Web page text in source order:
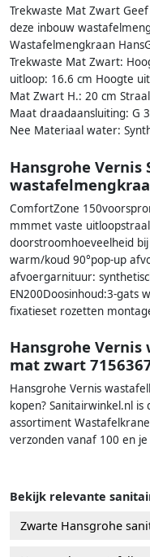
Trekwaste Mat Zwart
deze inbouw
Wastafelmengkraan
Trekwaste Mat Zwart:
uitloop: 16.6 cm Hoogte
Mat Zwart H.: 20 cm
Maat draadaansluiting: G
Nee Materiaal water:
Hansgrohe Vernis
ComfortZone
mmmet vaste
doorstroomhoeveelheid
warm/koud 90°pop-up
afvoergarnituur:
EN200Doosinhoud:3-gats
fixatieset rozetten
Hansgrohe
mat zwart
Hansgrohe Vernis
kopen? Sanitairwinkel.nl
assortiment
verzonden vanaf 100 en
Bekijk relevante
Zwarte Hansgrohe